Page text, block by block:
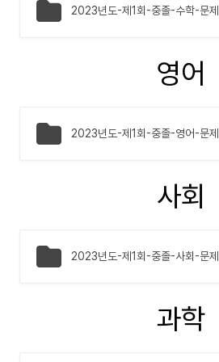
2023년도-제1회-중졸-수학-문제
영어
2023년도-제1회-중졸-영어-문제
사회
2023년도-제1회-중졸-사회-문제
과학